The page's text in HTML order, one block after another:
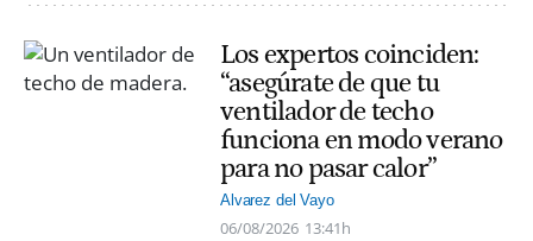
Los expertos coinciden:
“asegúrate de que tu
ventilador de techo
funciona en modo verano
para no pasar calor”
Alvarez del Vayo
06/08/2026 13:41h